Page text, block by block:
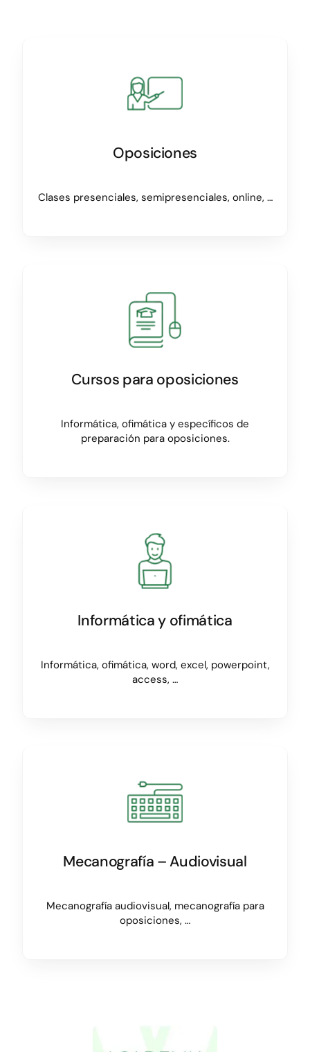
Oposiciones
Clases presenciales, semipresenciales, online, …
Cursos para oposiciones
Informática, ofimática y específicos de
preparación para oposiciones.
Informática y ofimática
Informática, ofimática, word, excel, powerpoint,
access, …
Mecanografía – Audiovisual
Mecanografía audiovisual, mecanografía para
oposiciones, …